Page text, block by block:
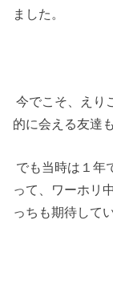
ました。
今でこそ、えり
的に会える友達
でも当時は１年
って、ワーホリ
っちも期待して